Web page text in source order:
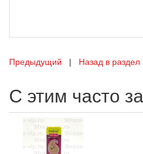
Предыдущий | Назад в раздел
С этим часто